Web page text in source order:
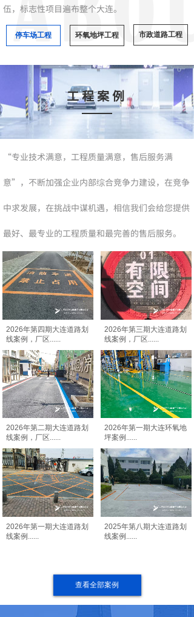
伍，标志性项目遍布整个大连。
停车场工程 环氧地坪工程 市政道路工程
工程案例
查看全部案例
“专业技术满意，工程质量满意，售后服务满
意”，不断加强企业内部综合竞争力建设，在竞争
中求发展，在挑战中谋机遇，相信我们会给您提供
最好、最专业的工程质量和最完善的售后服务。
2026年第四期大连道路划
线案例，厂区
2026年第三期大连道路划
线案例，厂区
2026年第二期大连道路划
线案例，厂区......
2026年第一期大连环氧地
坪案例 ......
2026年第一期大连道路划
线案例
2025年第八期大连道路划
线案例